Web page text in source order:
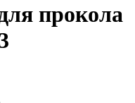
прокола